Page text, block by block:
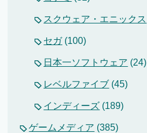
スクウェア・エニックス
セガ(100)
日本一ソフトウェア (24)
レベルファイブ (45)
インディーズ (189)
ゲームメディア (385)